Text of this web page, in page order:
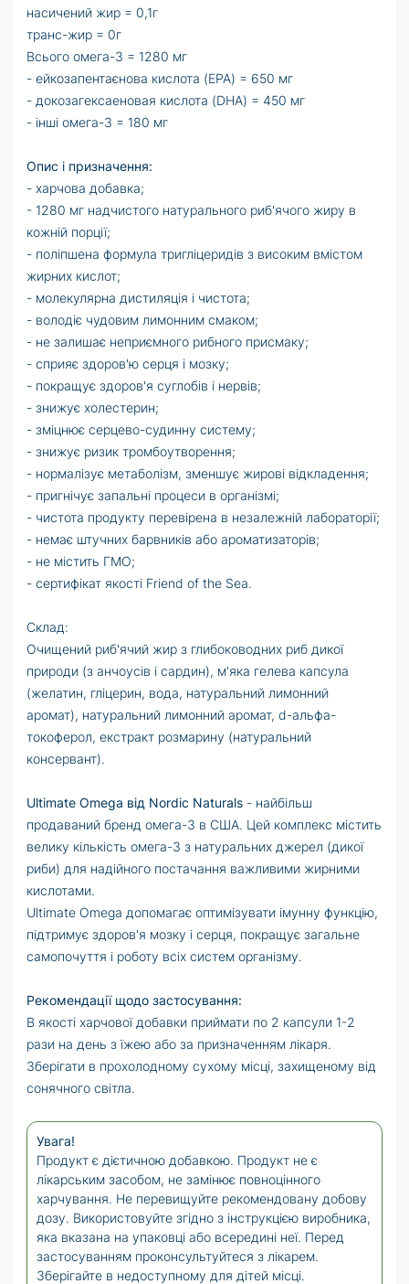
насичений жир = 0,1г
транс-жир = 0г
Всього омега-3 = 1280 мг
- ейкозапентаєнова кислота (EPA) = 650 мг
- докозагексаеновая кислота (DHA) = 450 мг
- інші омега-3 = 180 мг
Опис і призначення:
- харчова добавка;
- 1280 мг надчистого натурального риб'ячого жиру в
кожній порції;
- поліпшена формула тригліцеридів з високим вмістом
жирних кислот;
- молекулярна дистиляція і чистота;
- володіє чудовим лимонним смаком;
- не залишає неприємного рибного присмаку;
- сприяє здоров'ю серця і мозку;
- покращує здоров'я суглобів і нервів;
- знижує холестерин;
- зміцнює серцево-судинну систему;
- знижує ризик тромбоутворення;
- нормалізує метаболізм, зменшує жирові відкладення;
- пригнічує запальні процеси в організмі;
- чистота продукту перевірена в незалежній лабораторії;
- немає штучних барвників або ароматизаторів;
- не містить ГМО;
- сертифікат якості Friend of the Sea.
Склад:
Очищений риб'ячий жир з глибоководних риб дикої
природи (з анчоусів і сардин), м'яка гелева капсула
(желатин, гліцерин, вода, натуральний лимонний
аромат), натуральний лимонний аромат, d-альфа-
токоферол, екстракт розмарину (натуральний
консервант).
Ultimate Omega від Nordic Naturals - найбільш
продаваний бренд омега-3 в США. Цей комплекс містить
велику кількість омега-3 з натуральних джерел (дикої
риби) для надійного постачання важливими жирними
кислотами.
Ultimate Omega допомагає оптимізувати імунну функцію,
підтримує здоров'я мозку і серця, покращує загальне
самопочуття і роботу всіх систем організму.
Рекомендації щодо застосування:
В якості харчової добавки приймати по 2 капсули 1-2
рази на день з їжею або за призначенням лікаря.
Зберігати в прохолодному сухому місці, захищеному від
сонячного світла.
Увага!
Продукт є дієтичною добавкою. Продукт не є
лікарським засобом, не замінює повноцінного
харчування. Не перевищуйте рекомендовану добову
дозу. Використовуйте згідно з інструкцією виробника,
яка вказана на упаковці або всередині неї. Перед
застосуванням проконсультуйтеся з лікарем.
Зберігайте в недоступному для дітей місці.